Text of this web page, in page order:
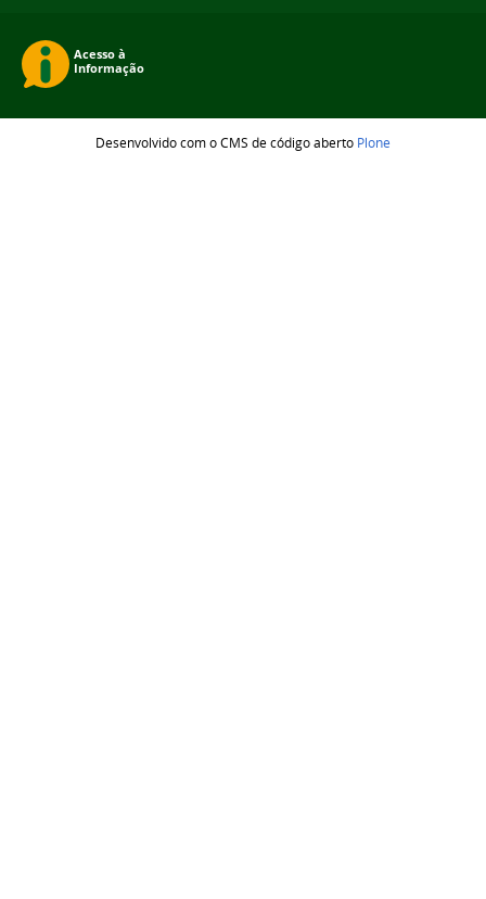
Desenvolvido com o CMS de código aberto Plone